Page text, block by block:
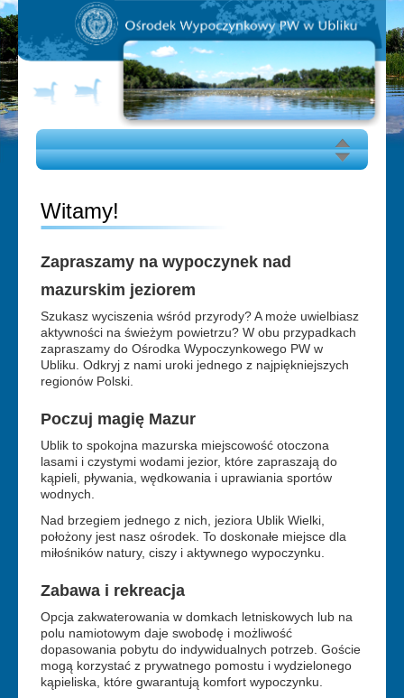
GALERIA
JAK DOJECHAĆ
Witamy!
Zapraszamy na wypoczynek nad
mazurskim jeziorem
Szukasz wyciszenia wśród przyrody? A może uwielbiasz
aktywności na świeżym powietrzu? W obu przypadkach
zapraszamy do Ośrodka Wypoczynkowego PW w
Ubliku. Odkryj z nami uroki jednego z najpiękniejszych
regionów Polski.
Poczuj magię Mazur
Ublik to spokojna mazurska miejscowość otoczona
lasami i czystymi wodami jezior, które zapraszają do
kąpieli, pływania, wędkowania i uprawiania sportów
wodnych.
Nad brzegiem jednego z nich, jeziora Ublik Wielki,
położony jest nasz ośrodek. To doskonałe miejsce dla
miłośników natury, ciszy i aktywnego wypoczynku.
Zabawa i rekreacja
Opcja zakwaterowania w domkach letniskowych lub na
polu namiotowym daje swobodę i możliwość
dopasowania pobytu do indywidualnych potrzeb. Goście
mogą korzystać z prywatnego pomostu i wydzielonego
kąpieliska, które gwarantują komfort wypoczynku.